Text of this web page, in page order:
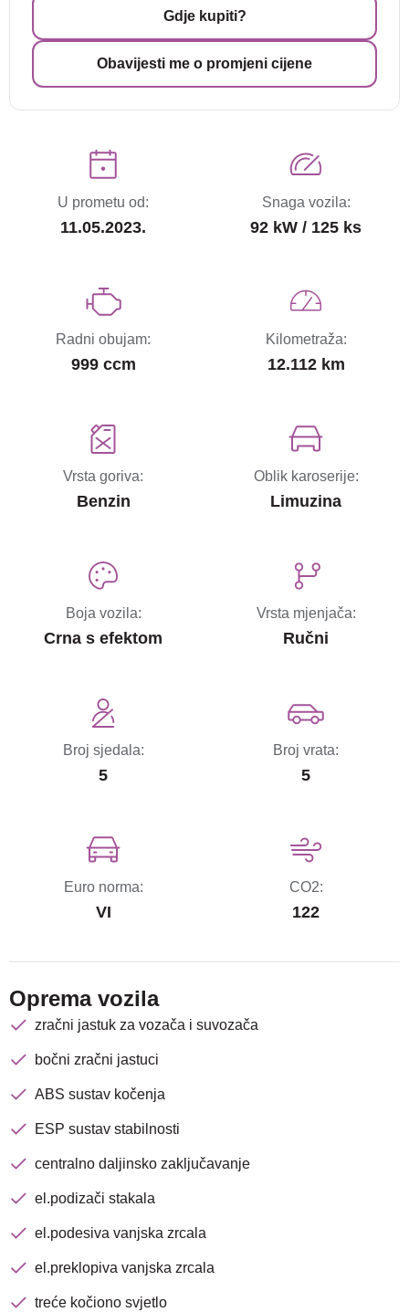
Gdje kupiti?
Obavijesti me o promjeni cijene
U prometu od:
11.05.2023.
Snaga vozila:
92 kW / 125 ks
Radni obujam:
999 ccm
Kilometraža:
12.112 km
Vrsta goriva:
Benzin
Oblik karoserije:
Limuzina
Boja vozila:
Crna s efektom
Vrsta mjenjača:
Ručni
Broj sjedala:
5
Broj vrata:
5
Euro norma:
VI
CO2:
122
Oprema vozila
zračni jastuk za vozača i suvozača
bočni zračni jastuci
ABS sustav kočenja
ESP sustav stabilnosti
centralno daljinsko zaključavanje
el.podizači stakala
el.podesiva vanjska zrcala
el.preklopiva vanjska zrcala
treće kočiono svjetlo